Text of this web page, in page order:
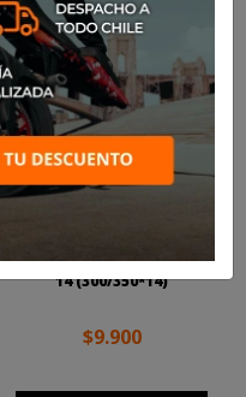
CÁMARA DE AIRE RINALDI RB
14 (300/350*14)
$9.900